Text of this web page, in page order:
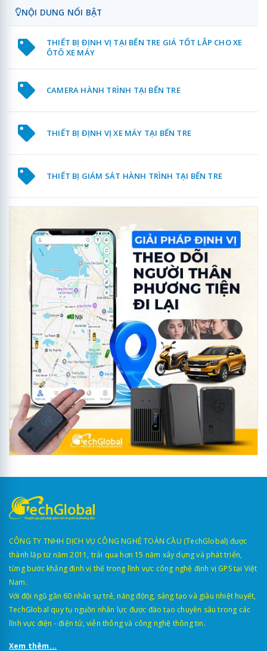
NỘI DUNG NỔI BẬT
THIẾT BỊ ĐỊNH VỊ TẠI BẾN TRE GIÁ TỐT LẮP CHO XE
ÔTÔ XE MÁY
CAMERA HÀNH TRÌNH TẠI BẾN TRE
THIẾT BỊ ĐỊNH VỊ XE MÁY TẠI BẾN TRE
THIẾT BỊ GIÁM SÁT HÀNH TRÌNH TẠI BẾN TRE
CÔNG TY TNHH DỊCH VỤ CÔNG NGHỆ TOÀN CẦU (TechGlobal) được
thành lập từ năm 2011, trải qua hơn 15 năm xây dựng và phát triển,
từng bước khẳng định vị thế trong lĩnh vực công nghệ định vị GPS tại Việt
Nam.
Với đội ngũ gần 60 nhân sự trẻ, năng động, sáng tạo và giàu nhiệt huyết,
TechGlobal quy tụ nguồn nhân lực được đào tạo chuyên sâu trong các
lĩnh vực điện - điện tử, viễn thông và công nghệ thông tin.
Xem thêm...